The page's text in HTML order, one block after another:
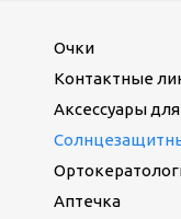
Очки
Контактные
Аксессуары
Аптечка